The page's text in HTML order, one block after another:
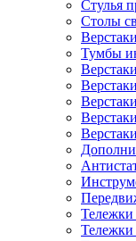
Стулья
Столы
Тумбы
Тележки
Тележки